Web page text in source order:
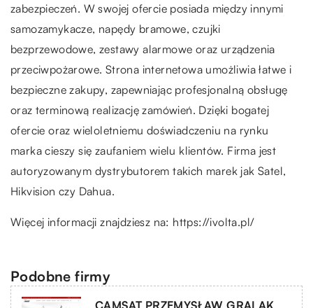
zabezpieczeń. W swojej ofercie posiada między innymi
samozamykacze, napędy bramowe, czujki
bezprzewodowe, zestawy alarmowe oraz urządzenia
przeciwpożarowe. Strona internetowa umożliwia łatwe i
bezpieczne zakupy, zapewniając profesjonalną obsługę
oraz terminową realizację zamówień. Dzięki bogatej
ofercie oraz wieloletniemu doświadczeniu na rynku
marka cieszy się zaufaniem wielu klientów. Firma jest
autoryzowanym dystrybutorem takich marek jak Satel,
Hikvision czy Dahua.
Więcej informacji znajdziesz na: https://ivolta.pl/
Podobne firmy
CAMSAT PRZEMYSŁAW GRALAK